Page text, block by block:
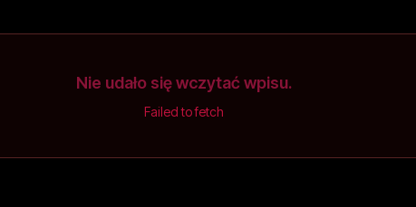
Nie udało się wczytać wpisu.
Failed to fetch